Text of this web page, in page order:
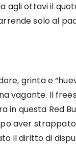
agli ottavi il
solo al
grinta e
vagante. Il
in questa Red
aver
il diritto di